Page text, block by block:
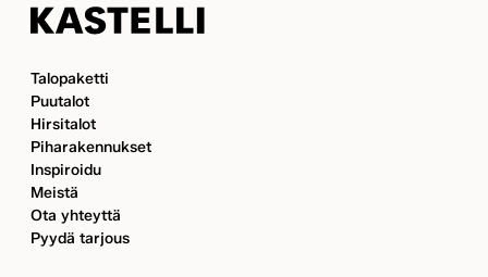
Talopaketti
Puutalot
Hirsitalot
Piharakennukset
Inspiroidu
Meistä
Ota yhteyttä
Pyydä tarjous